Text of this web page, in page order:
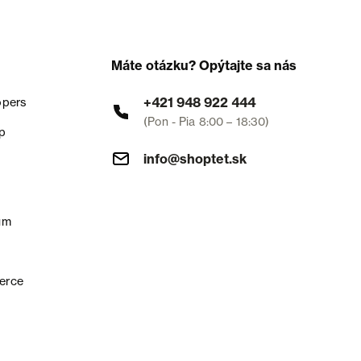
Máte otázku? Opýtajte sa nás
+421 948 922 444
(Pon - Pia 8:00 – 18:30)
info@shoptet.sk